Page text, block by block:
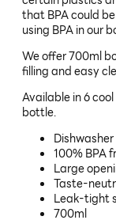
that BPA could
using BPA in our
We offer 700ml
filling and easy
Available in 6
bottle.
100% BPA
Large
Taste-
Leak-tight
700ml